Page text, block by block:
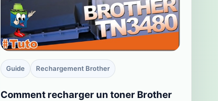
Guide Rechargement Brother
Comment recharger un toner Brother